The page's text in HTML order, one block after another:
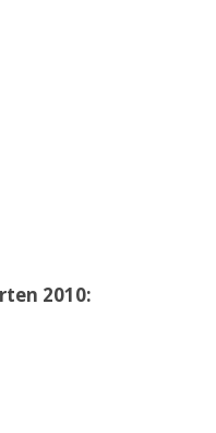
2010: